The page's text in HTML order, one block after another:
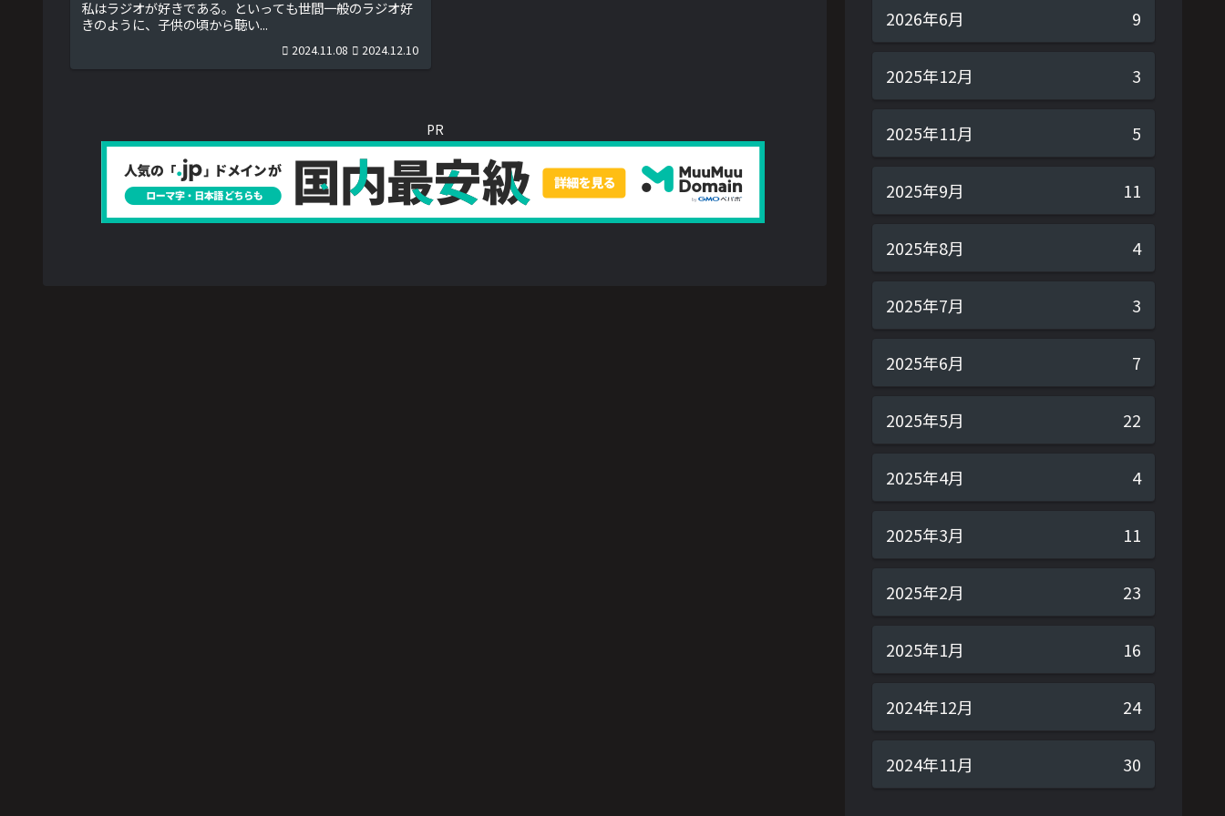
私はラジオが好きである。といっても世間一般のラジオ好
きのように、子供の頃から聴い...
2024.11.08 2024.12.10
PR
2026年6月 9
2025年12月 3
2025年11月 5
2025年9月 11
2025年8月 4
2025年7月 3
2025年6月 7
2025年5月 22
2025年4月 4
2025年3月 11
2025年2月 23
2025年1月 16
2024年12月 24
2024年11月 30